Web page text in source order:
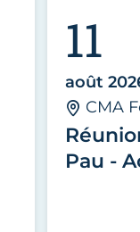
Pau -
11
août
CMA